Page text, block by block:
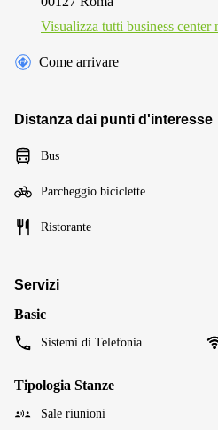
Visualizza tutti business center
Come arrivare
Distanza dai punti d'interesse
Bus
Parcheggio biciclette
Ristorante
Servizi
Basic
Sistemi di Telefonia
Tipologia Stanze
Sale riunioni